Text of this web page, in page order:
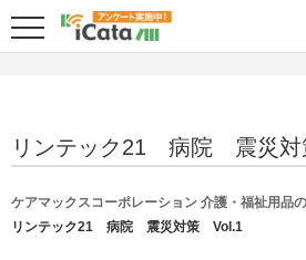
リンテック21 病院 震災
ケアマックスコーポレーション 介護・福祉用品
リンテック21 病院 震災対策 Vol.1